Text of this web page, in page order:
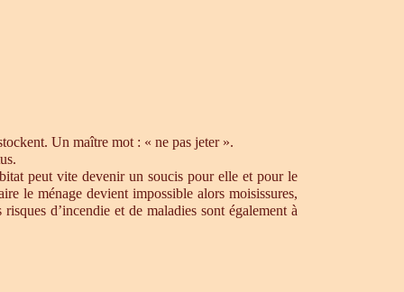
Un maître mot : « ne pas jeter ».
peut vite devenir un soucis pour elle et pour le
le ménage devient impossible alors moisissures,
d’incendie et de maladies sont également à